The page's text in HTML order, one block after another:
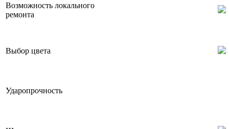
Возможность локального
ремонта
Выбор цвета
Ударопрочность